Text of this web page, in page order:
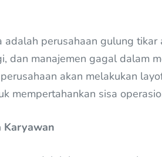
perusahaan gulung
dan manajemen gagal dalam
akan melakukan
mempertahankan sisa
Karyawan